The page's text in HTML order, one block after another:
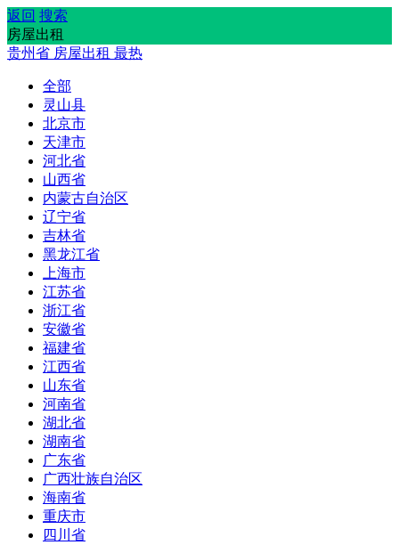
返回 搜索
房屋出租
贵州省 房屋出租 最热
全部
灵山县
北京市
天津市
河北省
山西省
内蒙古自治区
辽宁省
吉林省
黑龙江省
上海市
江苏省
浙江省
安徽省
福建省
江西省
山东省
河南省
湖北省
湖南省
广东省
广西壮族自治区
海南省
重庆市
四川省